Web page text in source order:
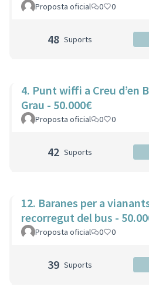
Proposta oficial 0 0
48 Suports
4. Punt wiffi a Creu d’en
Grau - 50.000€
Proposta oficial 0 0
42 Suports
12. Baranes per a
recorregut del bus -
Proposta oficial 0 0
39 Suports